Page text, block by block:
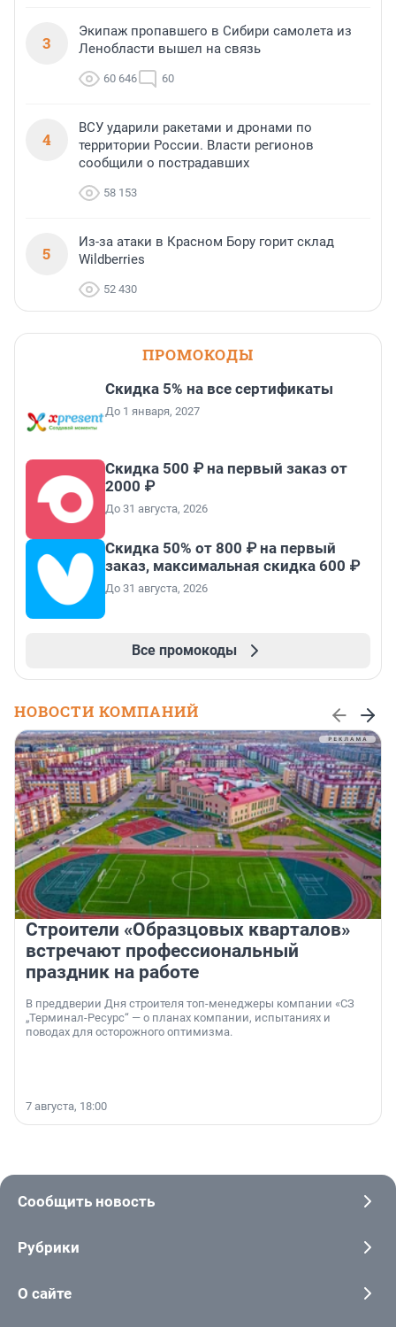
3
Экипаж пропавшего в Сибири самолета из
Ленобласти вышел на связь
60 646 60
4
ВСУ ударили ракетами и дронами по
территории России. Власти регионов
сообщили о пострадавших
58 153
5
Из-за атаки в Красном Бору горит склад
Wildberries
52 430
ПРОМОКОДЫ
Скидка 5% на все сертификаты
До 1 января, 2027
Скидка 500 ₽ на первый заказ от
2000 ₽
До 31 августа, 2026
Скидка 50% от 800 ₽ на первый
заказ, максимальная скидка 600 ₽
До 31 августа, 2026
Все промокоды
НОВОСТИ КОМПАНИЙ
Строители «Образцовых кварталов»
встречают профессиональный
праздник на работе
В преддверии Дня строителя топ-менеджеры компании «СЗ
„Терминал-Ресурс“ — о планах компании, испытаниях и
поводах для осторожного оптимизма.
7 августа, 18:00
Сообщить новость
Рубрики
О сайте